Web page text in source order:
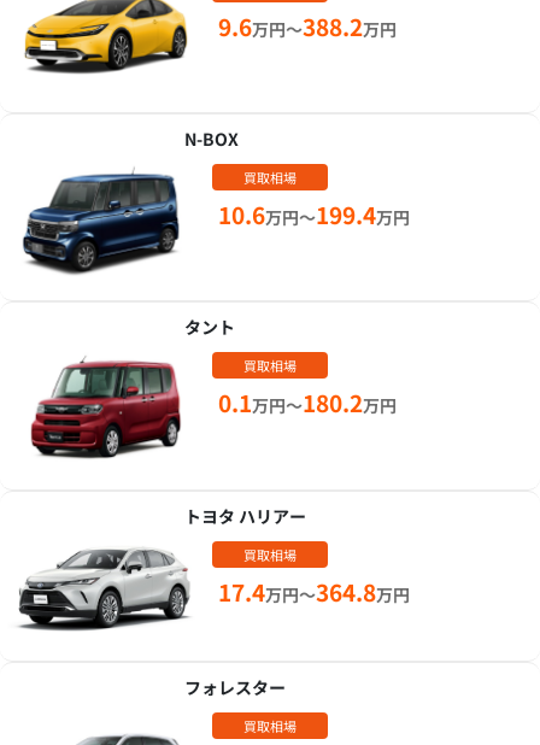
9.6万円～388.2万円
N-BOX
買取相場
10.6万円～199.4万円
タント
買取相場
0.1万円～180.2万円
トヨタ ハリアー
買取相場
17.4万円～364.8万円
フォレスター
買取相場